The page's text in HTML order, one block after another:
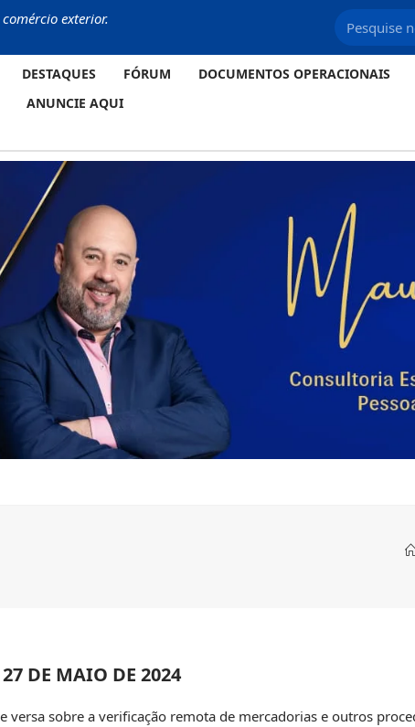
exterior.
DESTAQUES FÓRUM DOCUMENTOS OPERACIONAIS
ANUNCIE AQUI
DE MAIO DE 2024
versa sobre a verificação remota de mercadorias e outros